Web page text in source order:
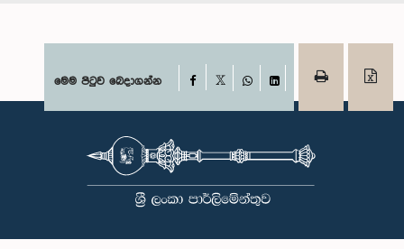
මෙම පිටුව බෙදාගන්න Facebook
WhatsAppLinkedIn